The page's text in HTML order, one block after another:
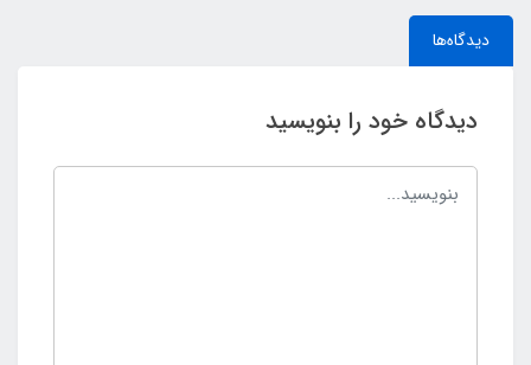
دیدگاه‌ها
دیدگاه خود را بنویسید